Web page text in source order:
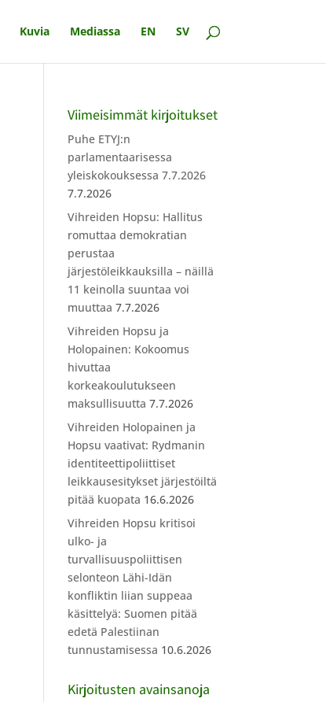
Kuvia Mediassa EN SV
Viimeisimmät kirjoitukset
Puhe ETYJ:n
parlamentaarisessa
yleiskokouksessa 7.7.2026
7.7.2026
Vihreiden Hopsu: Hallitus
romuttaa demokratian
perustaa
järjestöleikkauksilla – näillä
11 keinolla suuntaa voi
muuttaa 7.7.2026
Vihreiden Hopsu ja
Holopainen: Kokoomus
hivuttaa
korkeakoulutukseen
maksullisuutta 7.7.2026
Vihreiden Holopainen ja
Hopsu vaativat: Rydmanin
identiteettipoliittiset
leikkausesitykset järjestöiltä
pitää kuopata 16.6.2026
Vihreiden Hopsu kritisoi
ulko- ja
turvallisuuspoliittisen
selonteon Lähi-Idän
konfliktin liian suppeaa
käsittelyä: Suomen pitää
edetä Palestiinan
tunnustamisessa 10.6.2026
Kirjoitusten avainsanoja